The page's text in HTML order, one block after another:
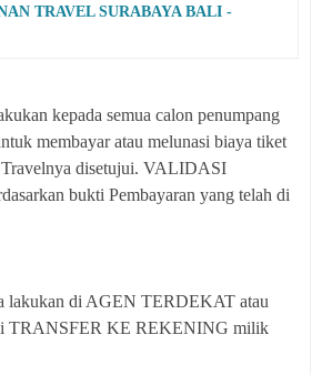
TRAVEL SURABAYA BALI -
kepada semua calon penumpang
membayar atau melunasi biaya tiket
disetujui. VALIDASI
bukti Pembayaran yang telah di
lakukan di AGEN TERDEKAT atau
TRANSFER KE REKENING milik